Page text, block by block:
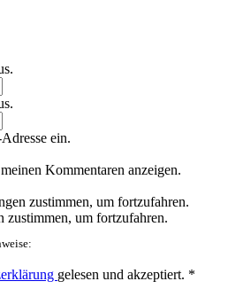
ein.
Kommentaren anzeigen.
zustimmen, um fortzufahren.
zustimmen, um fortzufahren.
gelesen und akzeptiert. *